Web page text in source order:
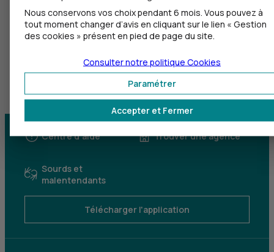
Centre d'aide Trouver une agence
Sourds et
malentendants
Télécharger l'application
Nous conservons vos choix pendant 6 mois. Vous pouvez à
tout moment changer d’avis en cliquant sur le lien « Gestion
des cookies » présent en pied de page du site.
Accepter et Fermer
Paramétrer
Consulter notre politique Cookies